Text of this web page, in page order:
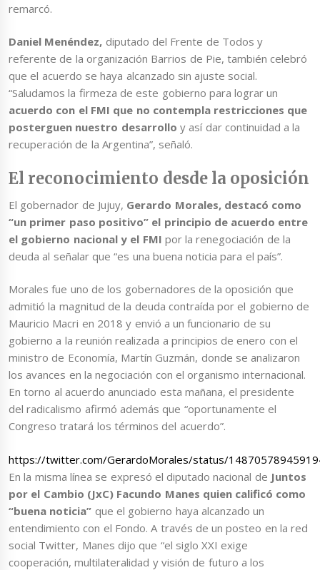
remarcó.
Daniel Menéndez, diputado del Frente de Todos y
referente de la organización Barrios de Pie, también celebró
que el acuerdo se haya alcanzado sin ajuste social.
“Saludamos la firmeza de este gobierno para lograr un
acuerdo con el FMI que no contempla restricciones que
posterguen nuestro desarrollo y así dar continuidad a la
recuperación de la Argentina”, señaló.
El reconocimiento desde la oposición
El gobernador de Jujuy, Gerardo Morales, destacó como
“un primer paso positivo” el principio de acuerdo entre
el gobierno nacional y el FMI por la renegociación de la
deuda al señalar que “es una buena noticia para el país”.
Morales fue uno de los gobernadores de la oposición que
admitió la magnitud de la deuda contraída por el gobierno de
Mauricio Macri en 2018 y envió a un funcionario de su
gobierno a la reunión realizada a principios de enero con el
ministro de Economía, Martín Guzmán, donde se analizaron
los avances en la negociación con el organismo internacional.
En torno al acuerdo anunciado esta mañana, el presidente
del radicalismo afirmó además que “oportunamente el
Congreso tratará los términos del acuerdo”.
https://twitter.com/GerardoMorales/status/
En la misma línea se expresó el diputado nacional de Juntos
por el Cambio (JxC) Facundo Manes quien calificó como
“buena noticia” que el gobierno haya alcanzado un
entendimiento con el Fondo. A través de un posteo en la red
social Twitter, Manes dijo que “el siglo XXI exige
cooperación, multilateralidad y visión de futuro a los